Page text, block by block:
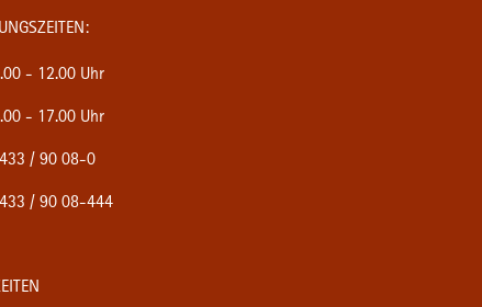
- 12.00 Uhr
- 17.00 Uhr
/ 90 08-0
/ 90 08-444